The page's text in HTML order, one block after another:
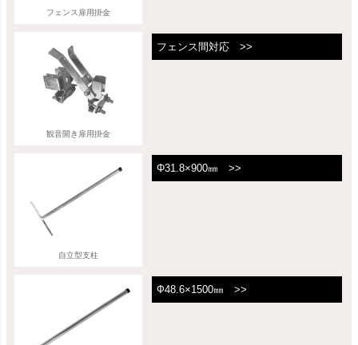
フェンス扉用掛金
観音開き扉用掛金
フェンス間対応 >>
自立型支柱
Φ31.8×900㎜ >>
Ф48.6×1500㎜ >>